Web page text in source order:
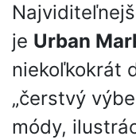
je Urban
niekoľkokrát
„čerstvý
módy,